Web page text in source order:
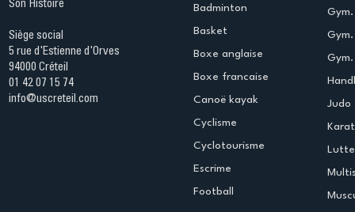
Son Histoire
Siège social
5 rue d'Estienne d'Orves
94000 Créteil
01 42 07 15 74
info@uscreteil.com
Badminton
Basket
Boxe anglaise
Boxe francaise
Canoë kayak
Cyclisme
Cyclotourisme
Escrime
Football
Judo
Lutte